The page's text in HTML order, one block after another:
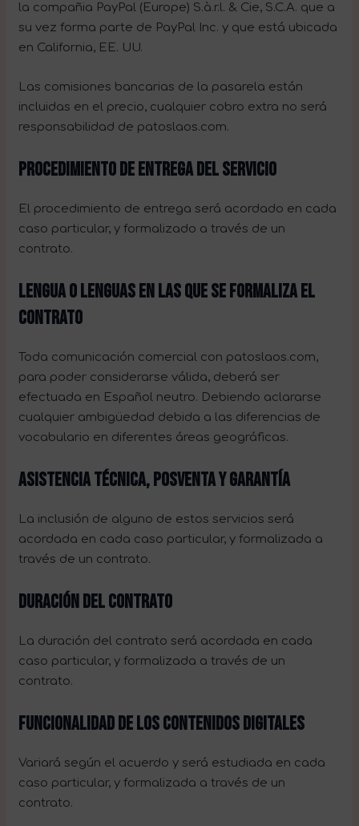
la compañia PayPal (Europe) S.à.r.l. & Cie, S.C.A. que a
su vez forma parte de PayPal Inc. y que está ubicada
en California, EE. UU.
Las comisiones bancarias de la pasarela están
incluidas en el precio, cualquier cobro extra no será
responsabilidad de patoslaos.com.
PROCEDIMIENTO DE ENTREGA DEL SERVICIO
El procedimiento de entrega será acordado en cada
caso particular, y formalizado a través de un
contrato.
LENGUA O LENGUAS EN LAS QUE SE FORMALIZA EL
CONTRATO
Toda comunicación comercial con patoslaos.com,
para poder considerarse válida, deberá ser
efectuada en Español neutro. Debiendo aclararse
cualquier ambigüedad debida a las diferencias de
vocabulario en diferentes áreas geográficas.
ASISTENCIA TÉCNICA, POSVENTA Y GARANTÍA
La inclusión de alguno de estos servicios será
acordada en cada caso particular, y formalizada a
través de un contrato.
DURACIÓN DEL CONTRATO
La duración del contrato será acordada en cada
caso particular, y formalizada a través de un
contrato.
FUNCIONALIDAD DE LOS CONTENIDOS DIGITALES
Variará según el acuerdo y será estudiada en cada
caso particular, y formalizada a través de un
contrato.